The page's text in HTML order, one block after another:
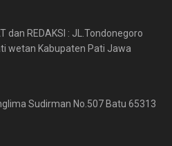
dan REDAKSI : JL.Tondonegoro
wetan Kabupaten Pati Jawa
Sudirman No.507 Batu 65313